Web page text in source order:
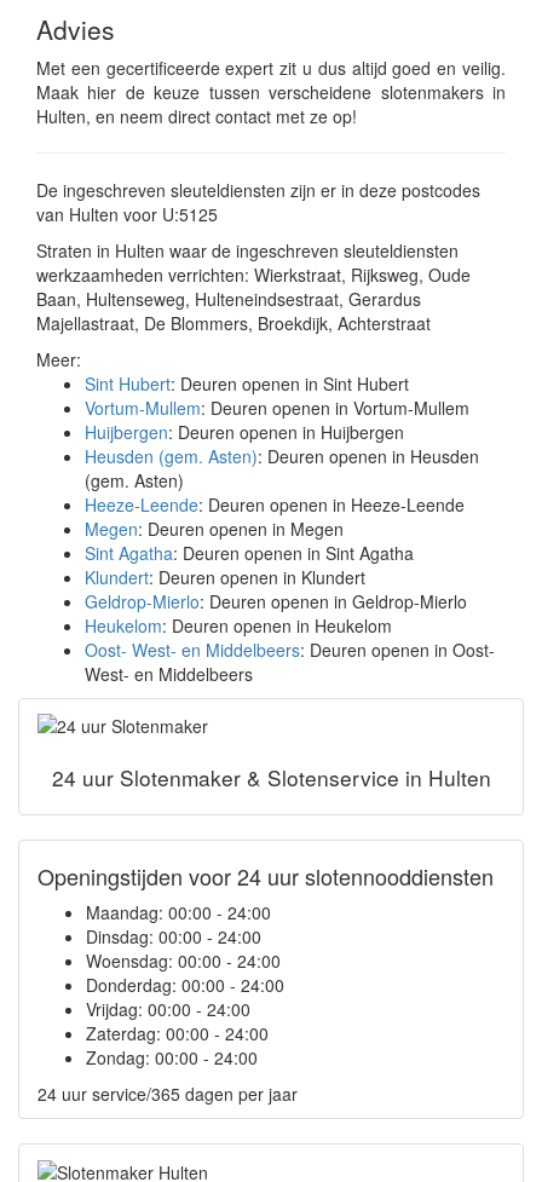
Advies
Met een gecertificeerde expert zit u dus altijd goed en veilig.
Maak hier de keuze tussen verscheidene slotenmakers in
Hulten, en neem direct contact met ze op!
De ingeschreven sleuteldiensten zijn er in deze postcodes
van Hulten voor U:5125
Straten in Hulten waar de ingeschreven sleuteldiensten
werkzaamheden verrichten: Wierkstraat, Rijksweg, Oude
Baan, Hultenseweg, Hulteneindsestraat, Gerardus
Majellastraat, De Blommers, Broekdijk, Achterstraat
Meer:
Sint Hubert: Deuren openen in Sint Hubert
Vortum-Mullem: Deuren openen in Vortum-Mullem
Huijbergen: Deuren openen in Huijbergen
Heusden (gem. Asten): Deuren openen in Heusden
(gem. Asten)
Heeze-Leende: Deuren openen in Heeze-Leende
Megen: Deuren openen in Megen
Sint Agatha: Deuren openen in Sint Agatha
Klundert: Deuren openen in Klundert
Geldrop-Mierlo: Deuren openen in Geldrop-Mierlo
Heukelom: Deuren openen in Heukelom
Oost- West- en Middelbeers: Deuren openen in Oost-
West- en Middelbeers
24 uur Slotenmaker & Slotenservice in Hulten
Openingstijden voor 24 uur slotennooddiensten
Maandag: 00:00 - 24:00
Dinsdag: 00:00 - 24:00
Woensdag: 00:00 - 24:00
Donderdag: 00:00 - 24:00
Vrijdag: 00:00 - 24:00
Zaterdag: 00:00 - 24:00
Zondag: 00:00 - 24:00
24 uur service/365 dagen per jaar